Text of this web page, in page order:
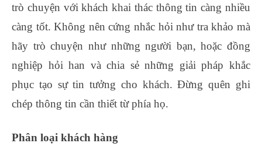
trò chuyện với khách khai thác thông tin càng nhiều
càng tốt. Không nên cứng nhắc hỏi như tra khảo mà
hãy trò chuyện như những người bạn, hoặc đồng
nghiệp hỏi han và chia sẻ những giải pháp khắc
phục tạo sự tin tưởng cho khách. Đừng quên ghi
chép thông tin cần thiết từ phía họ.
Phân loại khách hàng